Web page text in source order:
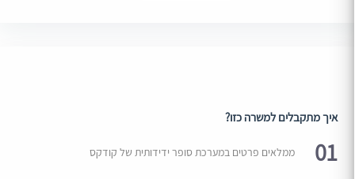
איך מתקבלים למשרה כזו?
01 ממלאים פרטים במערכת סופר ידידותית של קודקס